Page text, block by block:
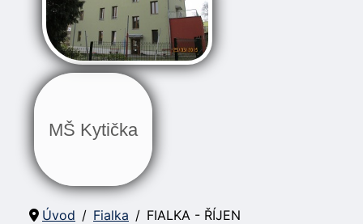
MŠ Kytička
Úvod Fialka FIALKA - ŘÍJEN